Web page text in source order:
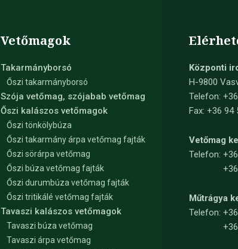
Vetőmagok
Takarmányborsó
Őszi takarmányborsó
Szója vetőmag, szójabab vetőmag
Őszi kalászos vetőmagok
Őszi tönkölybúza
Őszi takarmány árpa vetőmag fajták
Őszi sörárpa vetőmag
Őszi búza vetőmag fajták
Őszi durumbúza vetőmag fajták
Őszi tritikálé vetőmag fajták
Tavaszi kalászos vetőmagok
Tavaszi búza vetőmag
Tavaszi árpa vetőmag
Központi
H-9800
Telefon:
Fax: +36 94
Vetőmag
Telefon:
Műtrágya
Telefon: